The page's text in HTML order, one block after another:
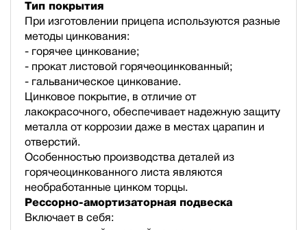
Тип покрытия
При изготовлении прицепа используются разные
методы цинкования:
- горячее цинкование;
- прокат листовой горячеоцинкованный;
- гальваническое цинкование.
Цинковое покрытие, в отличие от
лакокрасочного, обеспечивает надежную защиту
металла от коррозии даже в местах царапин и
отверстий.
Особенностью производства деталей из
горячеоцинкованного листа являются
необработанные цинком торцы.
Рессорно-амортизаторная подвеска
Включает в себя: